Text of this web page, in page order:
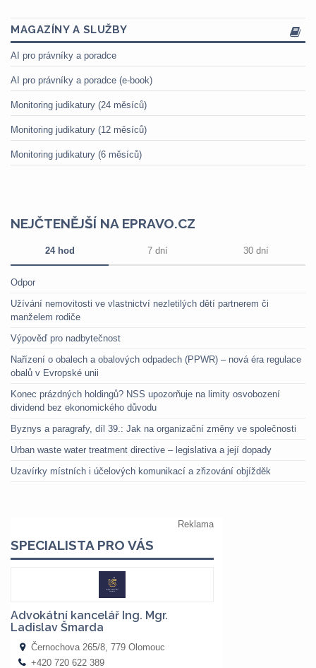
MAGAZÍNY A SLUŽBY
AI pro právníky a poradce
AI pro právníky a poradce (e-book)
Monitoring judikatury (24 měsíců)
Monitoring judikatury (12 měsíců)
Monitoring judikatury (6 měsíců)
NEJČTENĚJŠÍ NA EPRAVO.CZ
24 hod 7 dní 30 dní
Odpor
Užívání nemovitosti ve vlastnictví nezletilých dětí partnerem či
manželem rodiče
Výpověď pro nadbytečnost
Nařízení o obalech a obalových odpadech (PPWR) – nová éra regulace
obalů v Evropské unii
Konec prázdných holdingů? NSS upozorňuje na limity osvobození
dividend bez ekonomického důvodu
Byznys a paragrafy, díl 39.: Jak na organizační změny ve společnosti
Urban waste water treatment directive – legislativa a její dopady
Uzavírky místních i účelových komunikací a zřizování objížděk